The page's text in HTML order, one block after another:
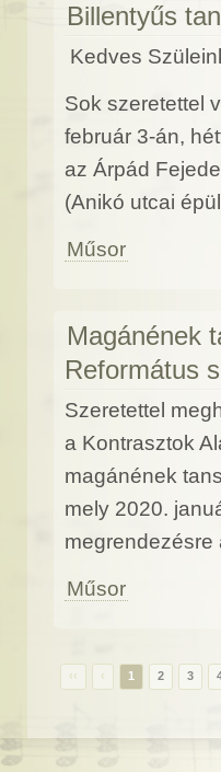
Billentyűs
Kedves
Sok szeretettel
február 3-án,
az Árpád
(Anikó utcai
Műsor
Magánének
Református
Szeretettel
a Kontrasztok
magánének
mely 2020.
megrendezésre
Műsor
‹‹ ‹ 1 2 3